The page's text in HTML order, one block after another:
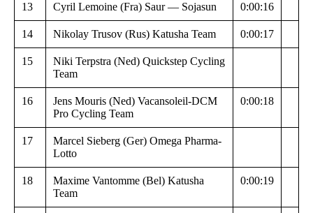
13 Cyril Lemoine (Fra) Saur — Sojasun 0:00:16
14 Nikolay Trusov (Rus) Katusha Team 0:00:17
15
Niki Terpstra (Ned) Quickstep Cycling
Team
16
Jens Mouris (Ned) Vacansoleil-DCM
Pro Cycling Team
0:00:18
17
Marcel Sieberg (Ger) Omega Pharma-
Lotto
18
Maxime Vantomme (Bel) Katusha
Team
0:00:19